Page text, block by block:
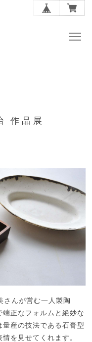
作品展
さんが営む一人製陶
正なフォルムと絶妙な
産の技法である石膏型
を見せてくれます。